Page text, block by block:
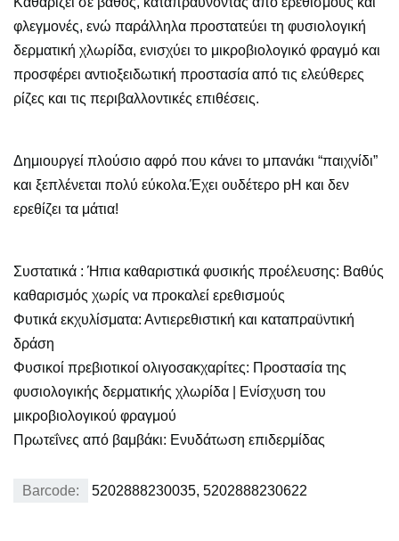
φλεγμονές, ενώ παράλληλα προστατεύει τη φυσιολογική
δερματική χλωρίδα, ενισχύει το μικροβιολογικό φραγμό και
προσφέρει αντιοξειδωτική προστασία από τις ελεύθερες
ρίζες και τις περιβαλλοντικές επιθέσεις.
Δημιουργεί πλούσιο αφρό που κάνει το μπανάκι “παιχνίδι”
και ξεπλένεται πολύ εύκολα.Έχει ουδέτερο pH και δεν
ερεθίζει τα μάτια!
Συστατικά : Ήπια καθαριστικά φυσικής προέλευσης: Βαθύς
καθαρισμός χωρίς να προκαλεί ερεθισμούς
Φυτικά εκχυλίσματα: Αντιερεθιστική και καταπραϋντική
δράση
Φυσικοί πρεβιοτικοί ολιγοσακχαρίτες: Προστασία της
φυσιολογικής δερματικής χλωρίδα | Eνίσχυση του
μικροβιολογικού φραγμού
Πρωτεΐνες από βαμβάκι: Ενυδάτωση επιδερμίδας
Barcode: 5202888230035, 5202888230622